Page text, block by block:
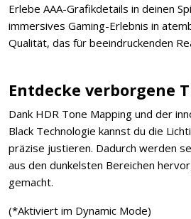
Erlebe AAA-Grafikdetails in deinen
immersives Gaming-Erlebnis in
Qualität, das für beeindruckenden
Entdecke verborgene
Dank HDR Tone Mapping und der
Black Technologie kannst du die
präzise justieren. Dadurch werden
aus den dunkelsten Bereichen
gemacht.
(*Aktiviert im Dynamic Mode)